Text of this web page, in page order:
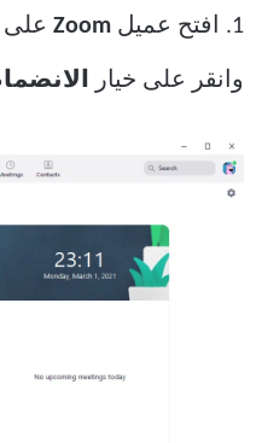
1. افتح عميل Zoom على
وانقر على خيار